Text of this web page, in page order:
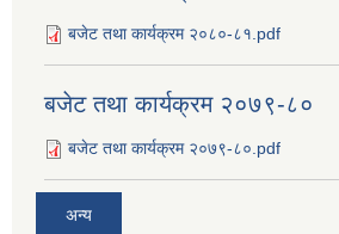
बजेट तथा कार्यक्रम २०८०-८१.pdf
बजेट तथा कार्यक्रम २०७९-८०
बजेट तथा कार्यक्रम २०७९-८०.pdf
अन्य